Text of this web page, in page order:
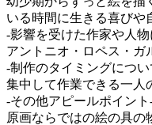
いる時間に生きる喜びや
-影響を受けた作家や人
アントニオ・ロペス・ガ
-制作のタイミングについ
集中して作業できる一人
-その他アピールポイント
原画ならではの絵の具の